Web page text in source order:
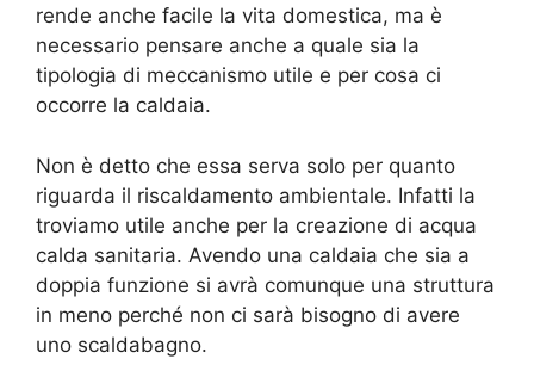
rende anche facile la vita domestica, ma è
necessario pensare anche a quale sia la
tipologia di meccanismo utile e per cosa ci
occorre la caldaia.
Non è detto che essa serva solo per quanto
riguarda il riscaldamento ambientale. Infatti la
troviamo utile anche per la creazione di acqua
calda sanitaria. Avendo una caldaia che sia a
doppia funzione si avrà comunque una struttura
in meno perché non ci sarà bisogno di avere
uno scaldabagno.